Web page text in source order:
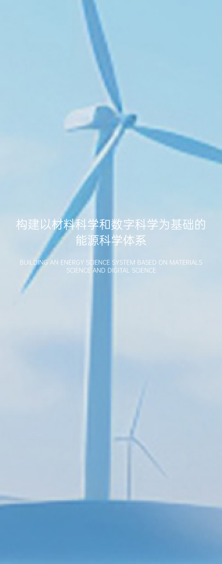
构建以材料科学和数字科学为基础的
能源科学体系
BUILDING AN ENERGY SCIENCE SYSTEM BASED ON MATERIALS
SCIENCE AND DIGITAL SCIENCE